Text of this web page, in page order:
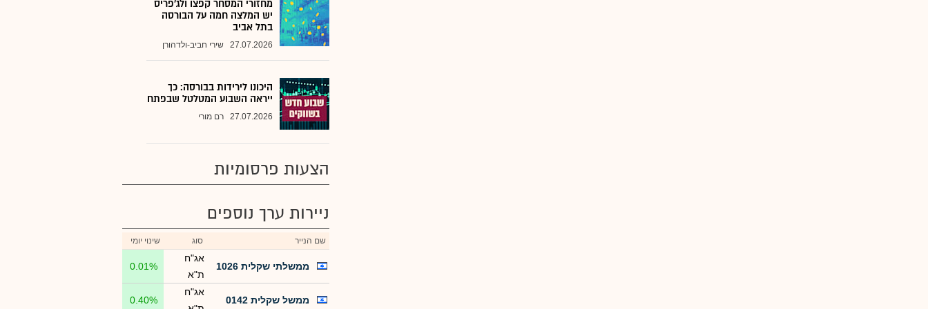
מחזורי המסחר קפצו ולג'פריס
יש המלצה חמה על הבורסה
בתל אביב
27.07.2026 שירי חביב-ולדהורן
היכונו לירידות בבורסה: כך
ייראה השבוע המטלטל שבפתח
27.07.2026 רם מורי
הצעות פרסומיות
ניירות ערך נוספים
שם הנייר סוג שינוי יומי
ממשלתי שקלית 1026
אג"ח
ת"א
0.01%
ממשל שקלית 0142
אג"ח
0.40%